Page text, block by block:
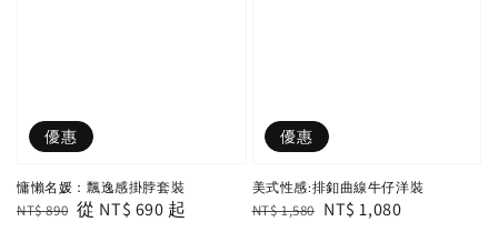
優惠
慵懶名媛：飄逸感掛脖套裝
Regular
NT$ 890 Sale
從 NT$ 690 起
優惠
美式性感:排釦曲線牛仔洋裝
Regular
NT$ 1,580 Sale
NT$ 1,080